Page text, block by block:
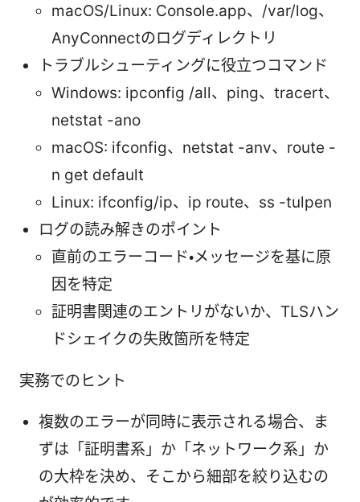
macOS/Linux: Console.app、/var/log、
AnyConnectのログディレクトリ
トラブルシューティングに役立つコマンド
Windows: ipconfig /all、ping、tracert、
netstat -ano
macOS: ifconfig、netstat -anv、route -
n get default
Linux: ifconfig/ip、ip route、ss -tulpen
ログの読み解きのポイント
直前のエラーコード・メッセージを基に原
因を特定
証明書関連のエントリがないか、TLSハン
ドシェイクの失敗箇所を特定
実務でのヒント
複数のエラーが同時に表示される場合、ま
ずは「証明書系」か「ネットワーク系」か
の大枠を決め、そこから細部を絞り込むの